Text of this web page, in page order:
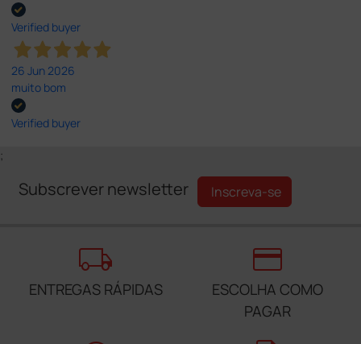
Verified buyer
26 Jun 2026
muito bom
Verified buyer
;
Subscrever newsletter Inscreva-se
local_shipping
ENTREGAS RÁPIDAS
credit_card
ESCOLHA COMO
PAGAR